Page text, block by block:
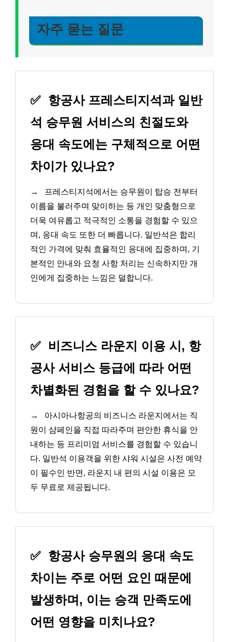
자주 묻는 질문
✅ 항공사 프레스티지석과 일반
석 승무원 서비스의 친절도와
응대 속도에는 구체적으로 어떤
차이가 있나요?
→
프레스티지석에서는 승무원이 탑승 전부터
이름을 불러주며 맞이하는 등 개인 맞춤형으로
더욱 여유롭고 적극적인 소통을 경험할 수 있으
며, 응대 속도 또한 더 빠릅니다. 일반석은 합리
적인 가격에 맞춰 효율적인 응대에 집중하며, 기
본적인 안내와 요청 사항 처리는 신속하지만 개
인에게 집중하는 느낌은 덜합니다.
✅
비즈니스 라운지 이용 시, 항
공사 서비스 등급에 따라 어떤
차별화된 경험을 할 수 있나요?
→
아시아나항공의 비즈니스 라운지에서는 직
원이 샴페인을 직접 따라주며 편안한 휴식을 안
내하는 등 프리미엄 서비스를 경험할 수 있습니
다. 일반석 이용객을 위한 샤워 시설은 사전 예약
이 필수인 반면, 라운지 내 편의 시설 이용은 모
두 무료로 제공됩니다.
✅ 항공사 승무원의 응대 속도
차이는 주로 어떤 요인 때문에
발생하며, 이는 승객 만족도에
어떤 영향을 미치나요?